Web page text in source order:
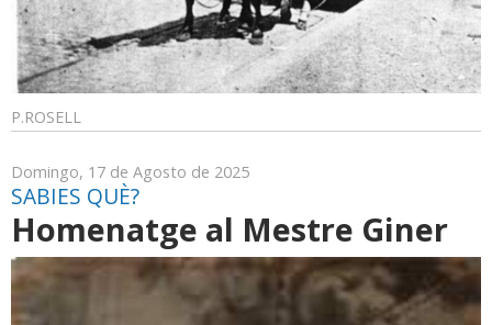
P.ROSELL
Domingo, 17 de Agosto de 2025
SABIES QUÈ?
Homenatge al Mestre Giner